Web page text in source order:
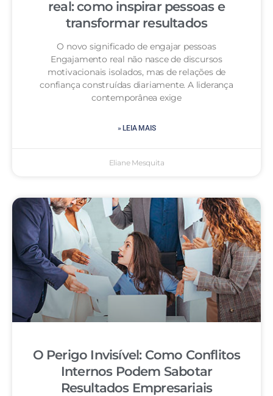
real: como inspirar pessoas e
transformar resultados
O novo significado de engajar pessoas
Engajamento real não nasce de discursos
motivacionais isolados, mas de relações de
confiança construídas diariamente. A liderança
contemporânea exige
» LEIA MAIS
Eliane Mesquita
O Perigo Invisível: Como Conflitos
Internos Podem Sabotar
Resultados Empresariais